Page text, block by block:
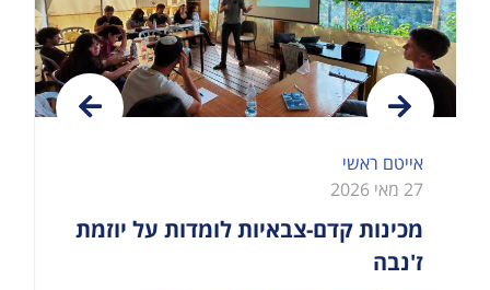
אייטם ראשי
27 מאי 2026
מכינות קדם-צבאיות לומדות על יוזמת
ז'נבה